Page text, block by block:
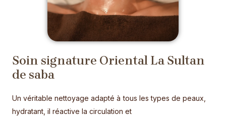
Soin signature Oriental La Sultan
de saba
Un véritable nettoyage adapté à tous les types de peaux,
hydratant, il réactive la circulation et